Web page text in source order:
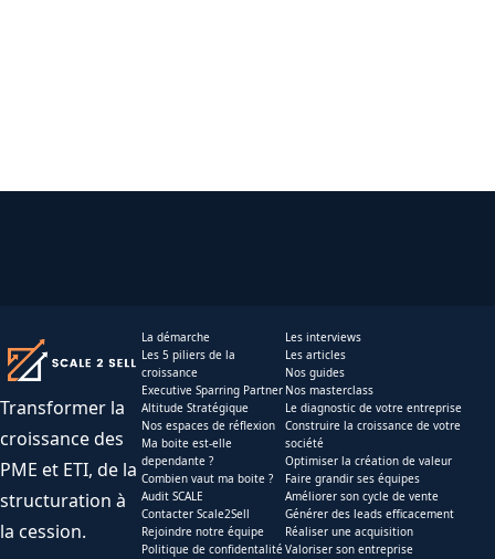
Transformer la
croissance des
PME et ETI, de la
structuration à
la cession.
La démarche
Les 5 piliers de la
croissance
Executive Sparring Partner
Altitude Stratégique
Nos espaces de réflexion
Ma boite est-elle
dependante ?
Combien vaut ma boite ?
Audit SCALE
Contacter Scale2Sell
Rejoindre notre équipe
Politique de confidentalité
Les interviews
Les articles
Nos guides
Nos masterclass
Le diagnostic de votre entreprise
Construire la croissance de votre
société
Optimiser la création de valeur
Faire grandir ses équipes
Améliorer son cycle de vente
Générer des leads efficacement
Réaliser une acquisition
Valoriser son entreprise